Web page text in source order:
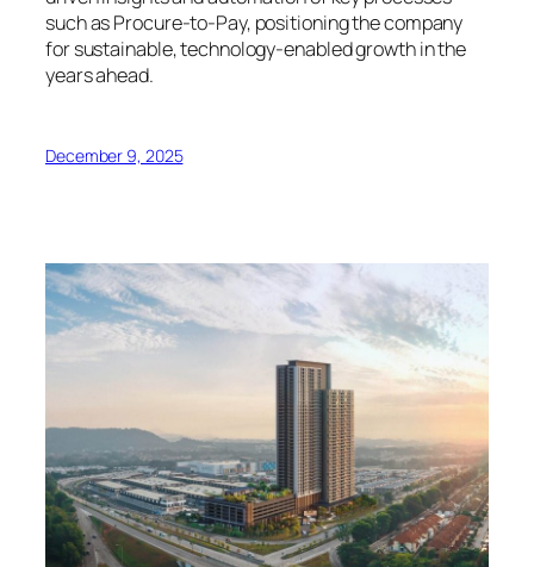
such as Procure-to-Pay, positioning the company
for sustainable, technology-enabled growth in the
years ahead.
December 9, 2025